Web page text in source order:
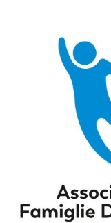
Calendari e Risultati